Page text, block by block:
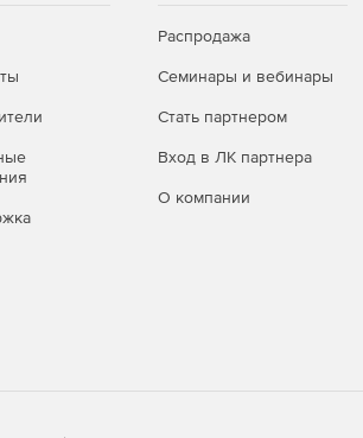
интеграции.
которые можно использовать для
предварительного анализа может быть
быстро и интуитивно представить
и представления, от отправки
Распродажа
Семинары и вебинары
Стать партнером
Вход в ЛК партнера
О компании